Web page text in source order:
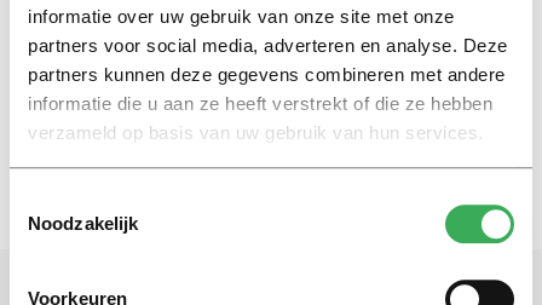
informatie over uw gebruik van onze site met onze
partners voor social media, adverteren en analyse. Deze
partners kunnen deze gegevens combineren met andere
informatie die u aan ze heeft verstrekt of die ze hebben
verzameld op basis van uw gebruik van hun services.
Noodzakelijk
Voorkeuren
Nieuws
MBA vaker zelf betalen
24 oktober 2016